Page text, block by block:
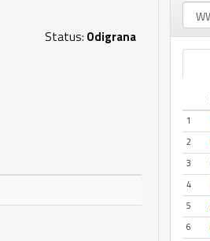
Status: Odigrana
1
2
3
4
5
6